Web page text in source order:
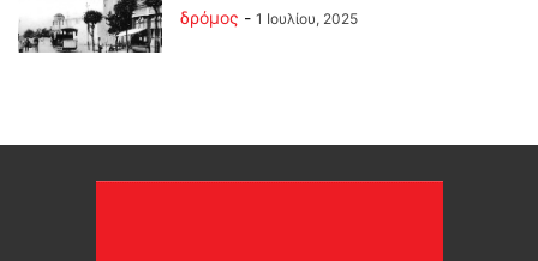
δρόμος - 1 Ιουλίου, 2025